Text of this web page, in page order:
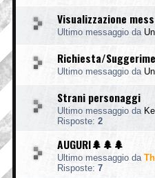
Visualizzazione
Ultimo messaggio da
Richiesta/
Ultimo messaggio da
Strani personaggi
Ultimo messaggio da
Risposte: 2
AUGURI🌲🌲🌲
Ultimo messaggio da
Risposte: 7